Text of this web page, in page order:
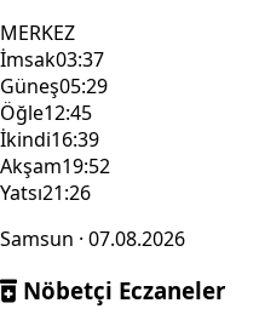
MERKEZ
İmsak03:37
Güneş05:29
Öğle12:45
İkindi16:39
Akşam19:52
Yatsı21:26
Samsun · 07.08.2026
Nöbetçi Eczaneler